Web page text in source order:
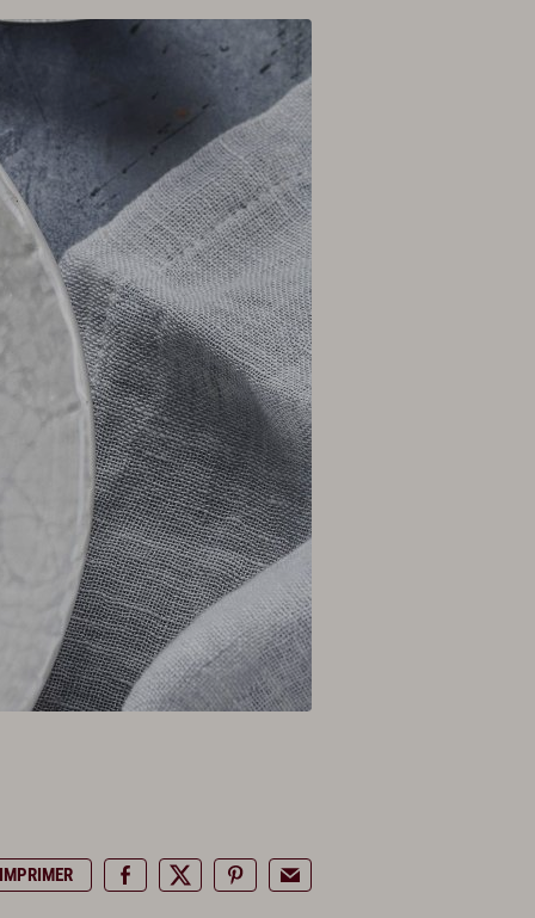
IMPRIMER